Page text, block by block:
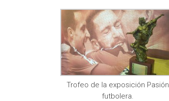
Trofeo de la exposición Pasión
futbolera.